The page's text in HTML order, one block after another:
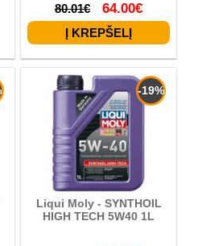
80.01€ 64.00€
-19%
Liqui Moly - SYNTHOIL
HIGH TECH 5W40 1L